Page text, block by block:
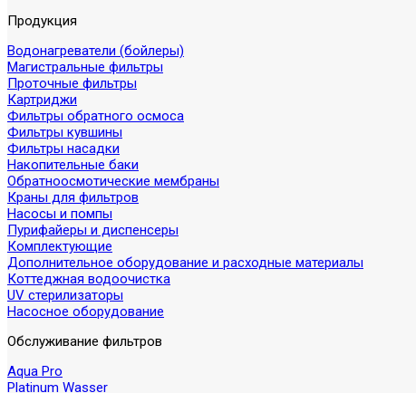
Продукция
Водонагреватели (бойлеры)
Магистральные фильтры
Проточные фильтры
Картриджи
Фильтры обратного осмоса
Фильтры кувшины
Фильтры насадки
Накопительные баки
Обратноосмотические мембраны
Краны для фильтров
Насосы и помпы
Пурифайеры и диспенсеры
Комплектующие
Дополнительное оборудование и расходные материалы
Коттеджная водоочистка
UV стерилизаторы
Насосное оборудование
Обслуживание фильтров
Aqua Pro
Platinum Wasser